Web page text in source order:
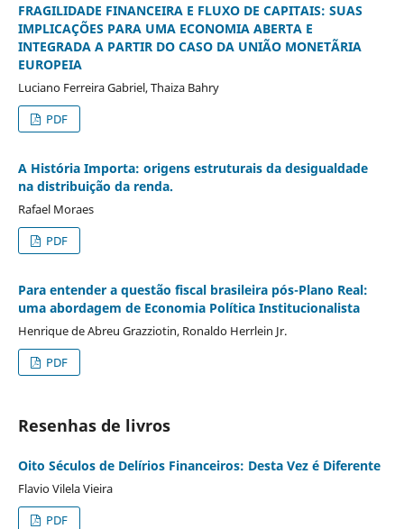
FRAGILIDADE FINANCEIRA E FLUXO DE CAPITAIS: SUAS
IMPLICAÇÕES PARA UMA ECONOMIA ABERTA E
INTEGRADA A PARTIR DO CASO DA UNIÃO MONETÃRIA
EUROPEIA
Luciano Ferreira Gabriel, Thaiza Bahry
PDF
A História Importa: origens estruturais da desigualdade
na distribuição da renda.
Rafael Moraes
PDF
Para entender a questão fiscal brasileira pós-Plano Real:
uma abordagem de Economia Política Institucionalista
Henrique de Abreu Grazziotin, Ronaldo Herrlein Jr.
PDF
Resenhas de livros
Oito Séculos de Delírios Financeiros: Desta Vez é Diferente
Flavio Vilela Vieira
PDF